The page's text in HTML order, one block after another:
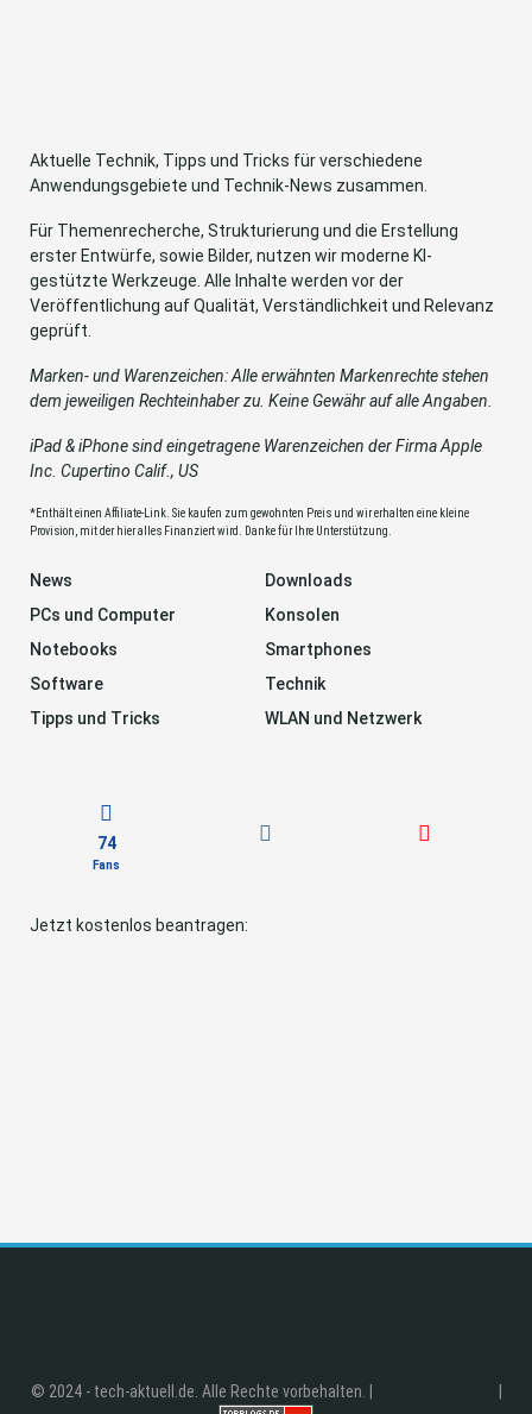
Aktuelle Technik, Tipps und Tricks für verschiedene
Anwendungsgebiete und Technik-News zusammen.
Für Themenrecherche, Strukturierung und die Erstellung
erster Entwürfe, sowie Bilder, nutzen wir moderne KI-
gestützte Werkzeuge. Alle Inhalte werden vor der
Veröffentlichung auf Qualität, Verständlichkeit und Relevanz
geprüft.
Marken- und Warenzeichen: Alle erwähnten Markenrechte stehen
dem jeweiligen Rechteinhaber zu. Keine Gewähr auf alle Angaben.
iPad & iPhone sind eingetragene Warenzeichen der Firma Apple
Inc. Cupertino Calif., US
*Enthält einen Affiliate-Link. Sie kaufen zum gewohnten Preis und wir erhalten eine kleine
Provision, mit der hier alles Finanziert wird. Danke für Ihre Unterstützung.
News
Downloads
PCs und Computer
Konsolen
Notebooks
Smartphones
Software
Technik
Tipps und Tricks
WLAN und Netzwerk
74
Fans
Jetzt kostenlos beantragen:
© 2024 - tech-aktuell.de. Alle Rechte vorbehalten. |